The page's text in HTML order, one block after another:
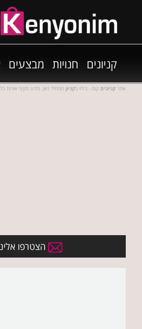
קניונים חנויות מבצעים
אתר קניונים.קום - בילוי בקניון מתחיל כאן. מידע מקיף אודות כל
הצטרפו